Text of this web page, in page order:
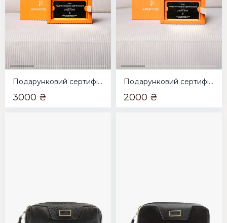
Подарунковий сертифікат на 3000грн
3000 ₴
Подарунковий сертифікат на 2000грн
2000 ₴